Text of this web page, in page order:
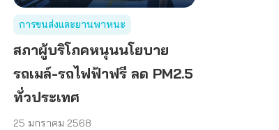
การขนส่งและยานพาหนะ
สภาผู้บริโภคหนุนนโยบาย
รถเมล์-รถไฟฟ้าฟรี ลด PM2.5
ทั่วประเทศ
25 มกราคม 2568